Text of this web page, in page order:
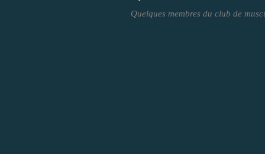
Quelques membres du club de